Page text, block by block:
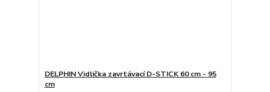
DELPHIN Vidlička zavrtávací D-STICK 60 cm - 95
cm